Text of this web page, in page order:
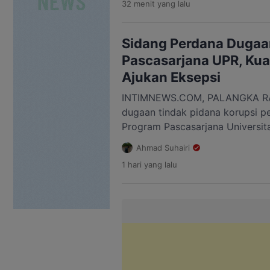
Fardinand dengan agenda
Pidana Khusus Kejaksaan Tinggi
Wayan Suryawan. […]
32 menit yang lalu
Sidang Perdana
Pascasarjana UPR,
Ajukan Eksepsi
INTIMNEWS.COM, PALANGKA
dugaan tindak pidana korupsi
Program Pascasarjana
periode 2019-2022 digelar di
Korupsi (Tipikor) pada
Rabu, 5 Agustus 2026. Dalam
Ahmad Suhairi
1 hari yang lalu